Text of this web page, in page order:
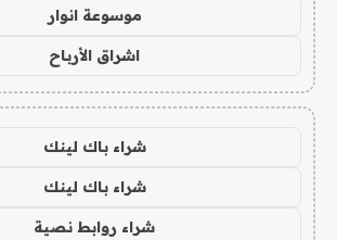
موسوعة انوار
اشراق الأرباح
شراء باك لينك
شراء باك لينك
شراء روابط نصية